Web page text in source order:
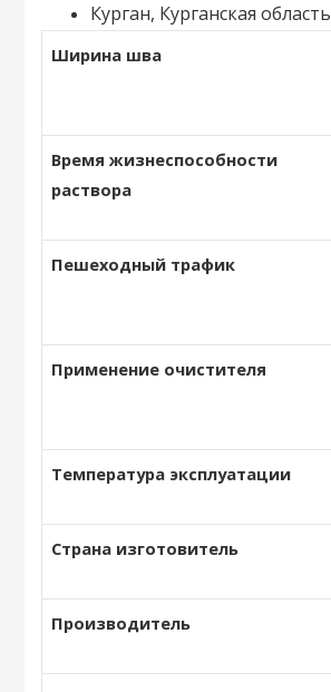
Курган, Курганская область
Ширина шва
Время жизнеспособности
раствора
Пешеходный трафик
Применение очистителя
Температура эксплуатации
Страна изготовитель
Производитель